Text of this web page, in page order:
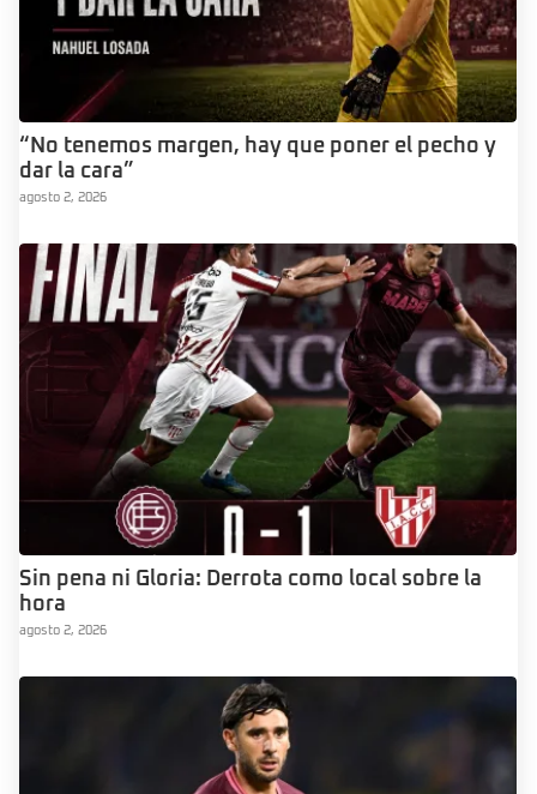
“No tenemos margen, hay que poner el pecho y
dar la cara”
agosto 2, 2026
Sin pena ni Gloria: Derrota como local sobre la
hora
agosto 2, 2026